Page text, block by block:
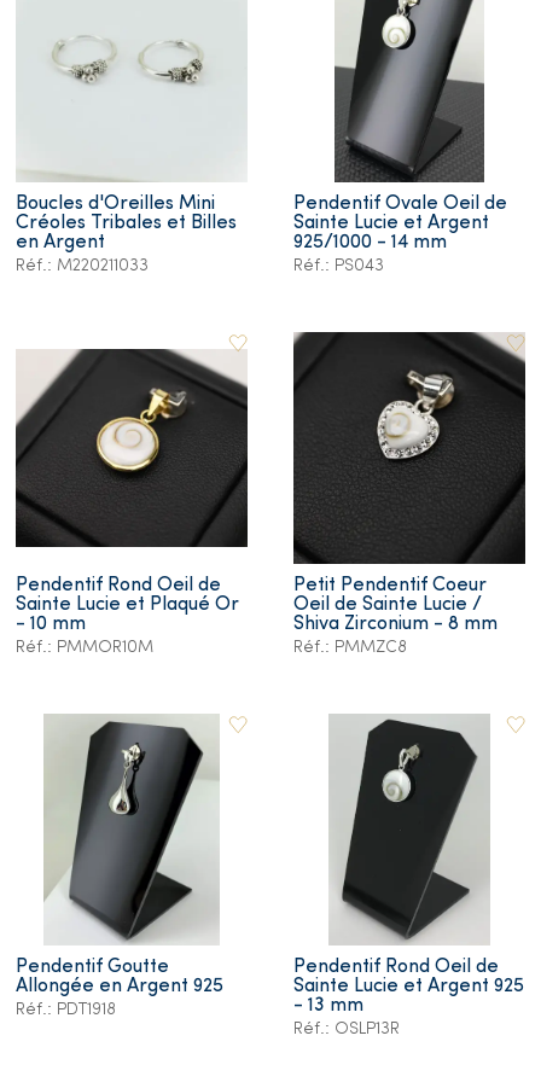
Boucles d'Oreilles Mini
Créoles Tribales et Billes
en Argent
Réf.: M220211033
Pendentif Ovale Oeil de
Sainte Lucie et Argent
925/1000 - 14 mm
Réf.: PS043
Pendentif Rond Oeil de
Sainte Lucie et Plaqué Or
- 10 mm
Réf.: PMMOR10M
Petit Pendentif Coeur
Oeil de Sainte Lucie /
Shiva Zirconium - 8 mm
Réf.: PMMZC8
Pendentif Goutte
Allongée en Argent 925
Réf.: PDT1918
Pendentif Rond Oeil de
Sainte Lucie et Argent 925
- 13 mm
Réf.: OSLP13R